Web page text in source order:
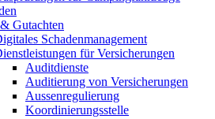
Gutachten
Schadenmanagement
für Versicherungen
Auditdienste
Auditierung von Versicherungen
Aussenregulierung
Koordinierungsstelle